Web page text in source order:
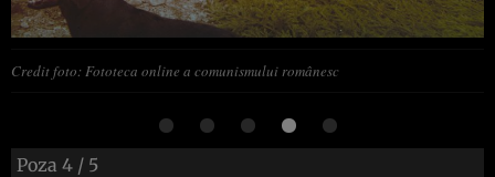
Credit foto: Fototeca online a comunismului românesc
Poza 4 / 5